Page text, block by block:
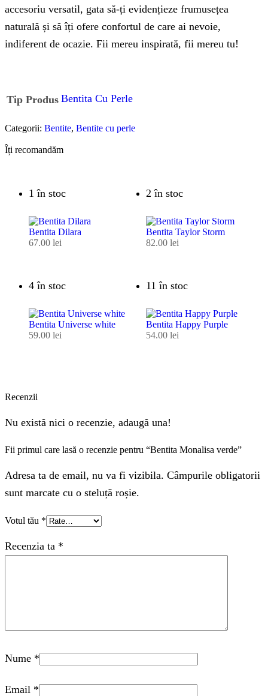
accesoriu versatil, gata să-ți evidențieze frumusețea
naturală și să îți ofere confortul de care ai nevoie,
indiferent de ocazie. Fii mereu inspirată, fii mereu tu!
Tip Produs Bentita Cu Perle
Categorii: Bentite, Bentite cu perle
Îți recomandăm
1 în stoc
Bentita Dilara
67.00 lei
2 în stoc
Bentita Taylor Storm
82.00 lei
4 în stoc
Bentita Universe white
59.00 lei
11 în stoc
Bentita Happy Purple
54.00 lei
Recenzii
Nu există nici o recenzie, adaugă una!
Fii primul care lasă o recenzie pentru “Bentita Monalisa verde”
Adresa ta de email, nu va fi vizibila. Câmpurile obligatorii
sunt marcate cu o steluță roșie.
Votul tău *
Recenzia ta *
Nume *
Email *